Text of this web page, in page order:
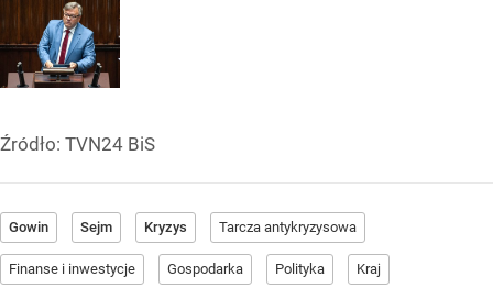
Źródło: TVN24 BiS
Gowin Sejm Kryzys Tarcza antykryzysowa
Finanse i inwestycje Gospodarka Polityka Kraj